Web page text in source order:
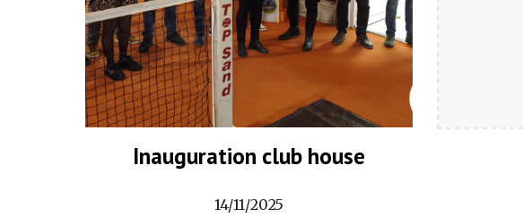
Inauguration club house
14/11/2025